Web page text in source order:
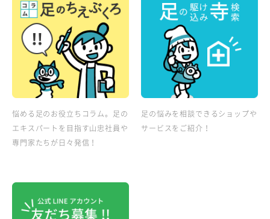
悩める足のお役立ちコラム。足の
エキスパートを目指す山忠社員や
専門家たちが日々発信！
足の悩みを相談できるショップや
サービスをご紹介！